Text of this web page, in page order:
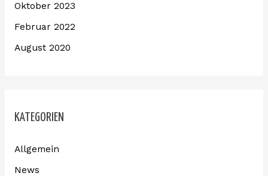
Oktober 2023
Februar 2022
August 2020
KATEGORIEN
Allgemein
News